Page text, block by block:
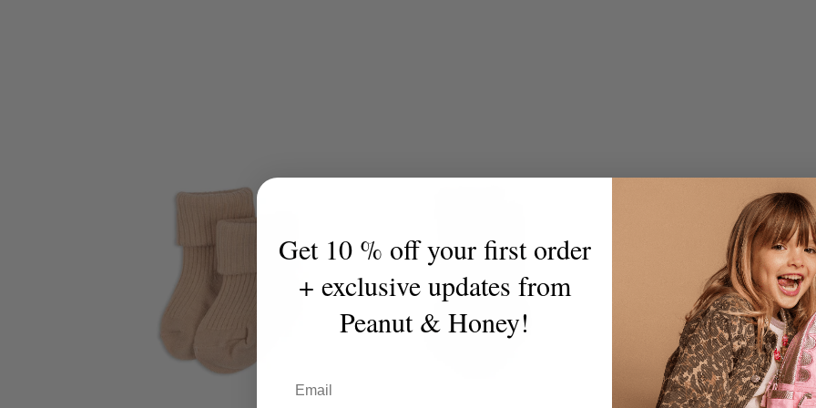
Get 10 % off your first order
+ exclusive updates from
Peanut & Honey!